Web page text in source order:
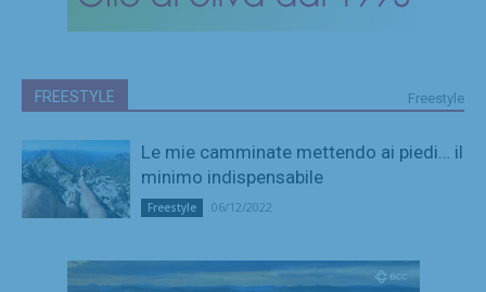
FREESTYLE Freestyle
Le mie camminate mettendo ai piedi… il
minimo indispensabile
Freestyle 06/12/2022